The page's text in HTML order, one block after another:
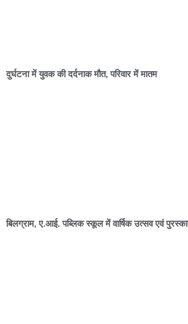
दुर्घटना में युवक की दर्दनाक मौत, परिवार में मातम
बिलग्राम, ए.आई. पब्लिक स्कूल में वार्षिक उत्सव एवं